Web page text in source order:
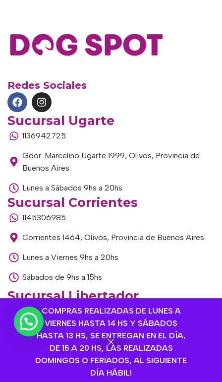
COMPRAS REALIZADAS DE LUNES A
VIERNES HASTA 14 HS Y SÁBADOS
HASTA 13 HS, SE ENTREGAN EN EL DÍA,
DE 15 A 20 HS, LAS REALIZADAS
DOMINGOS O FERIADOS, AL SIGUIENTE
DÍA HÁBIL!
Redes Sociales
Sucursal Ugarte
1136942725
Gdor. Marcelino Ugarte 1999, Olivos, Provincia de
Buenos Aires
Lunes a Sábados 9hs a 20hs
Sucursal Corrientes
1145306985
Corrientes 1464, Olivos, Provincia de Buenos Aires
Lunes a Viernes 9hs a 20hs
Sábados de 9hs a 15hs
Sucursal Libertador
1168893524
Av. del Libertador 1915, Vte. López, Provincia de
Buenos Aires
Lunes a Viernes de 9hs a 13hs / 16hs a 20hs